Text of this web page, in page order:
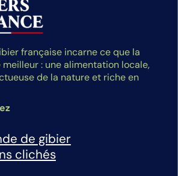
française incarne ce que la
: une alimentation locale,
de la nature et riche en
de gibier
clichés